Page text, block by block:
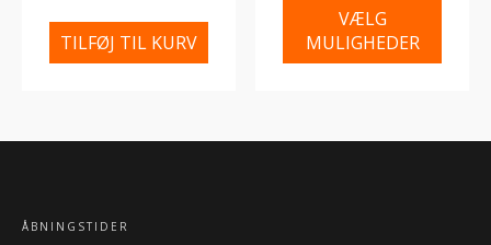
TILFØJ TIL KURV
VÆLG
MULIGHEDER
ÅBNINGSTIDER